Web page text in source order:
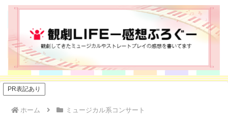
PR表記あり
ホーム ミュージカル系コンサート